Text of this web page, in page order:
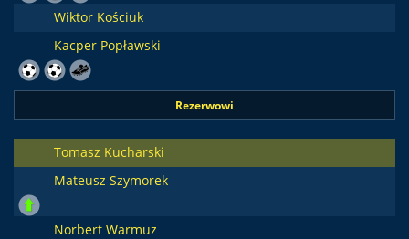
Wiktor Kościuk
Kacper Popławski
Rezerwowi
Tomasz Kucharski
Mateusz Szymorek
Norbert Warmuz